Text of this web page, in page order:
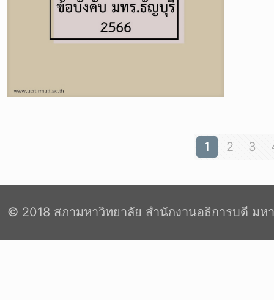
1 2 3
© 2018 สภามหาวิทยาลัย สำนักงานอธิการบดี มห